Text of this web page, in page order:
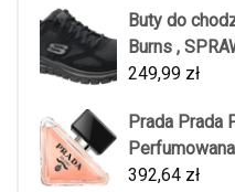
Buty do
Burns ,
249,99 zł
Prada Prada
392,64 zł